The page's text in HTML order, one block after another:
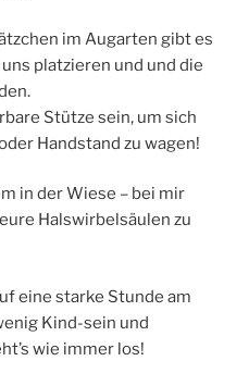
im Augarten gibt es
platzieren und und die
Stütze sein, um sich
Handstand zu wagen!
in der Wiese – bei mir
Halswirbelsäulen zu
eine starke Stunde am
Kind-sein und
wie immer los!